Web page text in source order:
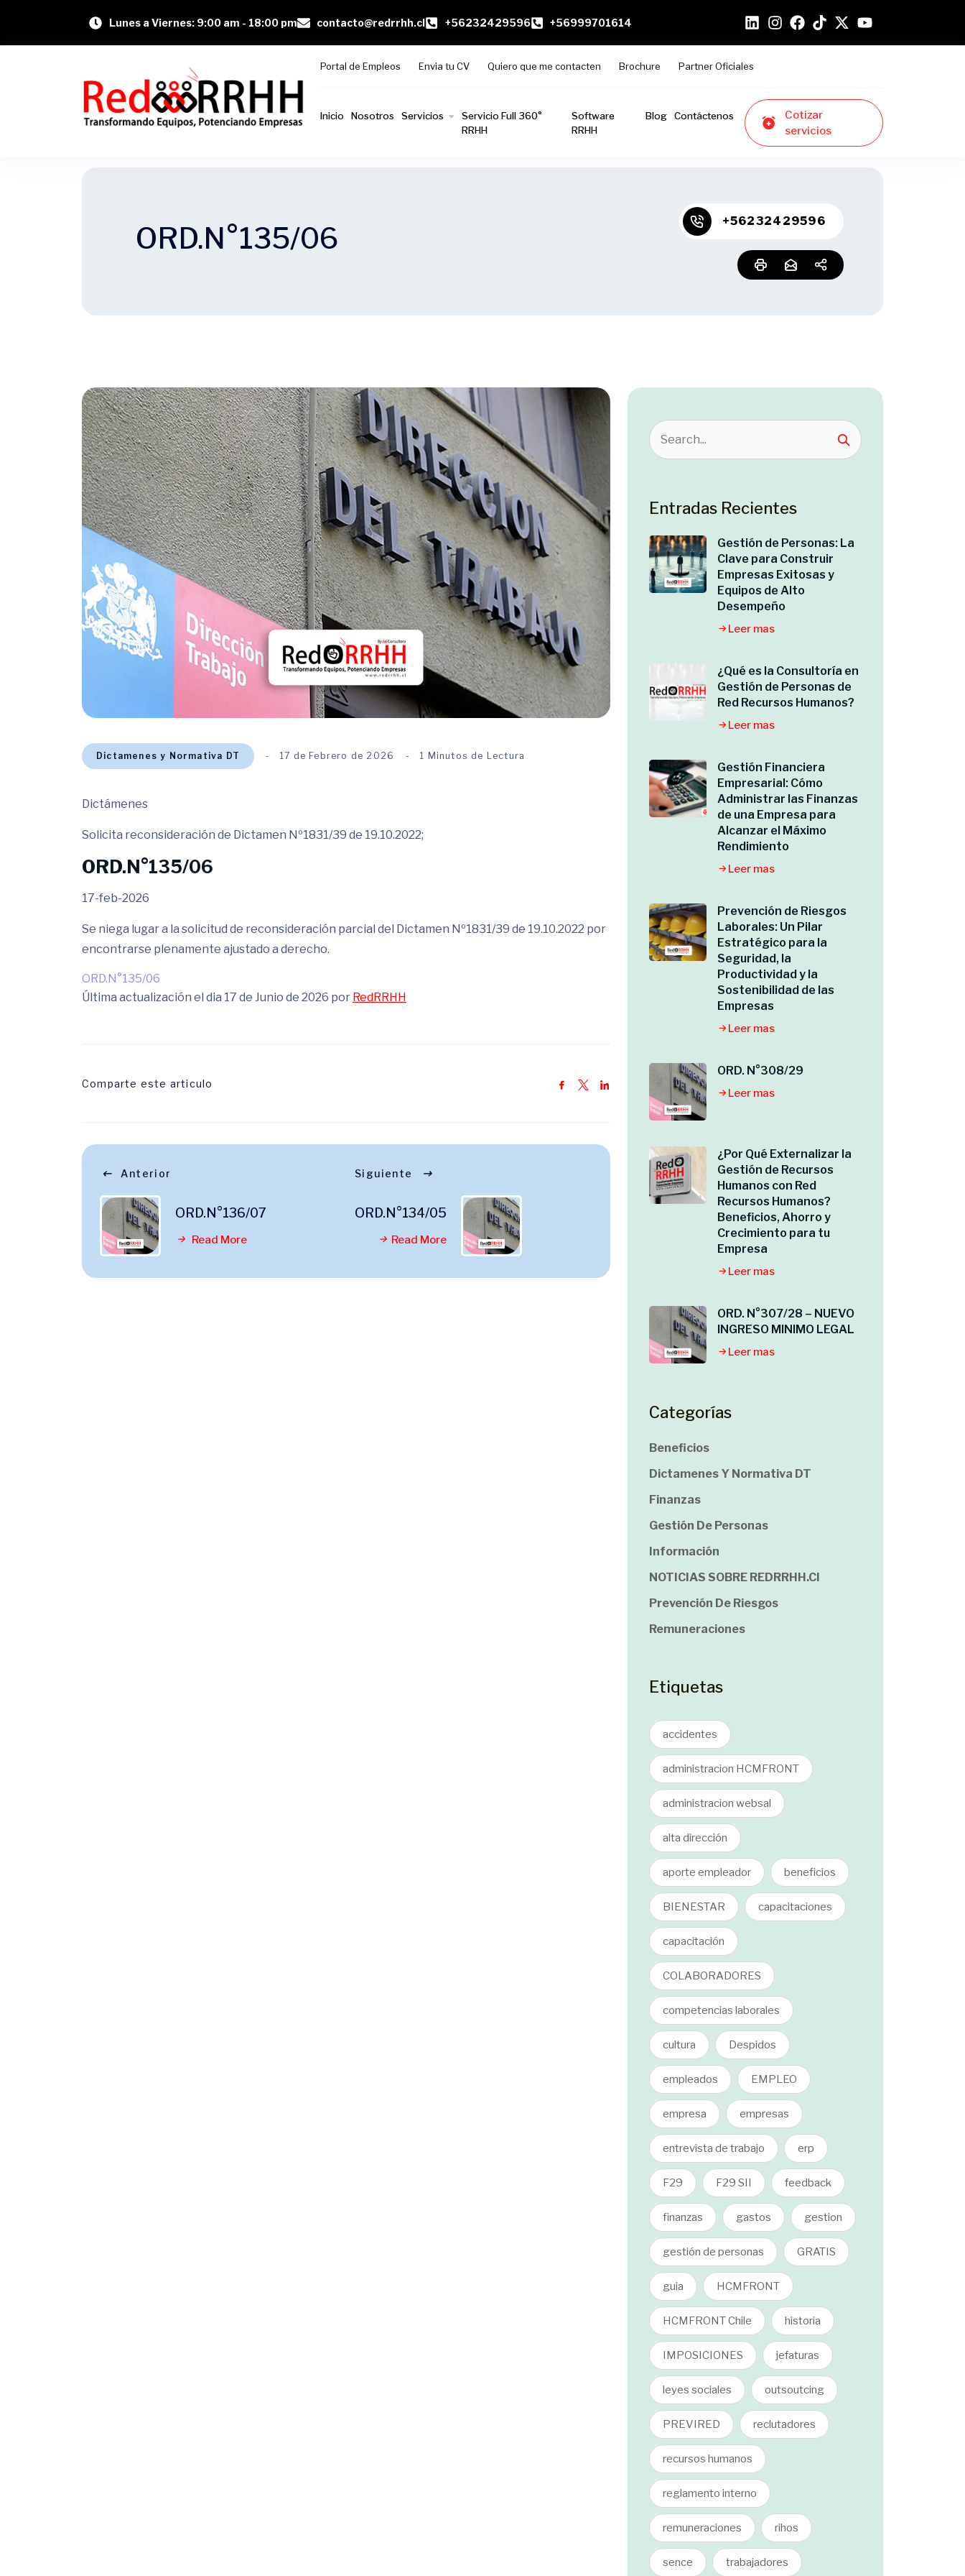
Lunes a Viernes: 9:00 am - 18:00 pm contacto@redrrhh.cl +56232429596 +56999701614
Portal de Empleos Envia tu CV Quiero que me contacten Brochure Partner Oficiales
Inicio Nosotros Servicios
Servicio Full 360°
RRHH
Software
RRHH
Blog Contáctenos
Cotizar
servicios
ORD.N°135/06 +56232429596
Dictamenes y Normativa DT 17 de Febrero de 2026 1 Minutos de Lectura
Dictámenes
Solicita reconsideración de Dictamen Nº1831/39 de 19.10.2022;
ORD.N°135/06
17-feb-2026
Se niega lugar a la solicitud de reconsideración parcial del Dictamen Nº1831/39 de 19.10.2022 por
encontrarse plenamente ajustado a derecho.
ORD.N°135/06
Última actualización el dia 17 de Junio de 2026 por RedRRHH
Comparte este articulo
Anterior
ORD.N°136/07
Read More
Siguiente
ORD.N°134/05
Read More
Entradas Recientes
Gestión de Personas: La
Clave para Construir
Empresas Exitosas y
Equipos de Alto
Desempeño
Leer mas
¿Qué es la Consultoría en
Gestión de Personas de
Red Recursos Humanos?
Leer mas
Gestión Financiera
Empresarial: Cómo
Administrar las Finanzas
de una Empresa para
Alcanzar el Máximo
Rendimiento
Leer mas
Prevención de Riesgos
Laborales: Un Pilar
Estratégico para la
Seguridad, la
Productividad y la
Sostenibilidad de las
Empresas
Leer mas
ORD. N°308/29
Leer mas
¿Por Qué Externalizar la
Gestión de Recursos
Humanos con Red
Recursos Humanos?
Beneficios, Ahorro y
Crecimiento para tu
Empresa
Leer mas
ORD. N°307/28 – NUEVO
INGRESO MINIMO LEGAL
Leer mas
Categorías
Beneficios
Dictamenes Y Normativa DT
Finanzas
Gestión De Personas
Información
NOTICIAS SOBRE REDRRHH.cl
Prevención De Riesgos
Remuneraciones
Etiquetas
accidentes
administracion HCMFRONT
administracion websal
alta dirección
aporte empleador beneficios
BIENESTAR capacitaciones
capacitación
COLABORADORES
competencias laborales
cultura Despidos
empleados EMPLEO
empresa empresas
entrevista de trabajo erp
F29 F29 SII feedback
finanzas gastos gestion
gestión de personas GRATIS
guia HCMFRONT
HCMFRONT Chile historia
IMPOSICIONES jefaturas
leyes sociales outsoutcing
PREVIRED reclutadores
recursos humanos
reglamento interno
remuneraciones rihos
sence trabajadores